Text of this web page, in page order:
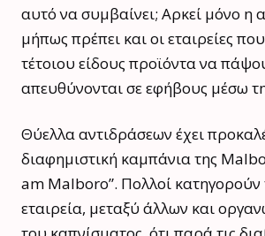
αυτό να συμβαίνει; Αρκεί μόνο η
μήπως πρέπει και οι εταιρείες
τέτοιου είδους προϊόντα να
απευθύνονται σε εφήβους μέσω
Θύελλα αντιδράσεων έχει
διαφημιστική καμπάνια της
am Malboro”. Πολλοί κατηγορούν
εταιρεία, μεταξύ άλλων και